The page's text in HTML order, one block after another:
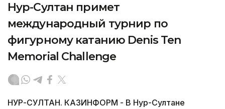
Нур-Султан примет
международный турнир по
фигурному катанию Denis Ten
Memorial Challenge
НУР-СУЛТАН. КАЗИНФОРМ - В Нур-Султане